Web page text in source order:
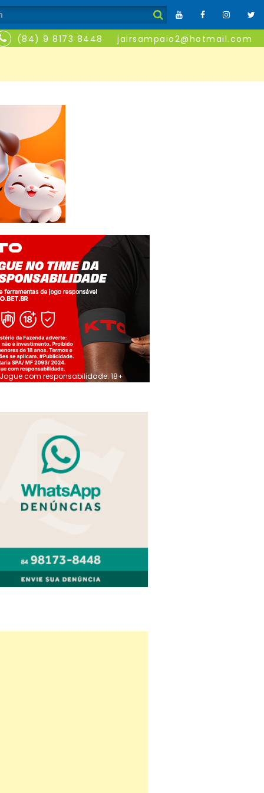
(84) 9 8173 8448 jairsampaio2@hotmail.com
Jogue com responsabilidade. 18+